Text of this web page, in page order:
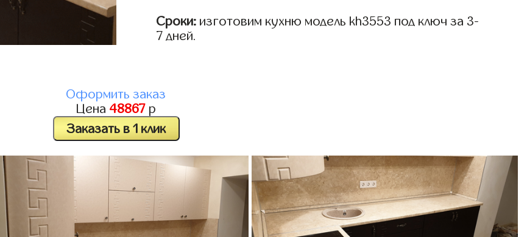
Сроки: изготовим кухню модель kh3553 под ключ за 3-
7 дней.
Оформить заказ
Цена 48867 р
Заказать в 1 клик